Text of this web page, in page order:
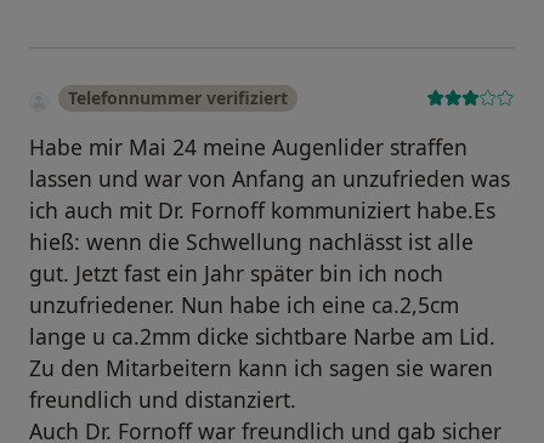
Telefonnummer verifiziert
Habe mir Mai 24 meine Augenlider straffen
lassen und war von Anfang an unzufrieden was
ich auch mit Dr. Fornoff kommuniziert habe.Es
hieß: wenn die Schwellung nachlässt ist alle
gut. Jetzt fast ein Jahr später bin ich noch
unzufriedener. Nun habe ich eine ca.2,5cm
lange u ca.2mm dicke sichtbare Narbe am Lid.
Zu den Mitarbeitern kann ich sagen sie waren
freundlich und distanziert.
Auch Dr. Fornoff war freundlich und gab sicher